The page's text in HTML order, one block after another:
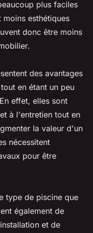
plus faciles
esthétiques
donc être moins
des avantages
en étant un peu
effet, elles sont
à l'entretien tout en
la valeur d'un
nécessitent
pour être
type de piscine que
également de
et de